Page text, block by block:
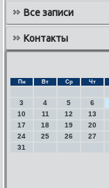
Все записи
Контакты
Пн Вт Ср Чт
3
4 5 6
10
11 12 13
17
18 19 20
24
25 26 27
31